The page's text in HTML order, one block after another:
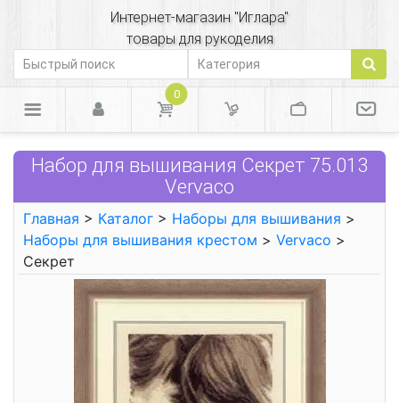
Интернет-магазин "Иглара"
товары для рукоделия
0
Набор для вышивания Секрет 75.013
Vervaco
Главная > Каталог > Наборы для вышивания >
Наборы для вышивания крестом > Vervaco >
Секрет